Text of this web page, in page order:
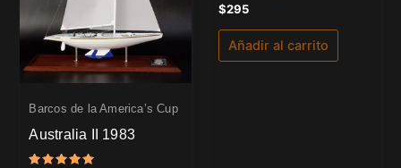
Barcos de la America’s Cup
Australia II 1983
Valorado
con
5.00
de 5
$295
Añadir al carrito